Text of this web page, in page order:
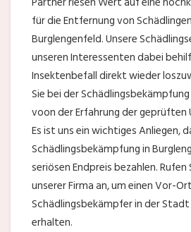
für die Entfernung von
Burglengenfeld. Unsere
unseren Interessenten dabei
Insektenbefall direkt wieder
Sie bei der
voon der Erfahrung der geprüften
Es ist uns ein wichtiges Anliegen,
Schädlingsbekämpfung in
seriösen Endpreis bezahlen. Rufen
unserer Firma an, um einen Vor-
Schädlingsbekämpfer in der
erhalten.